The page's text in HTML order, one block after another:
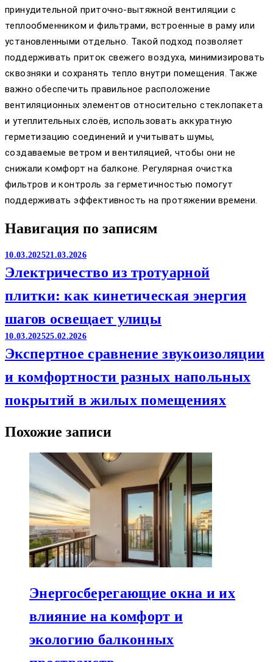
принудительной приточно-вытяжной вентиляции с
теплообменником и фильтрами, встроенные в раму или
установленными отдельно. Такой подход позволяет
поддерживать приток свежего воздуха, минимизировать
сквозняки и сохранять тепло внутри помещения. Также
важно обеспечить правильное расположение
вентиляционных элементов относительно стеклопакета
и утеплительных слоёв, использовать аккуратную
герметизацию соединений и учитывать шумы,
создаваемые ветром и вентиляцией, чтобы они не
снижали комфорт на балконе. Регулярная очистка
фильтров и контроль за герметичностью помогут
поддерживать эффективность на протяжении времени.
Навигация по записям
10.03.202521.03.2026
Электричество из тротуарной
плитки: как кинетическая энергия
шагов освещает улицы
10.03.202525.02.2026
Экспертное сравнение звукоизоляции
и комфортности разных напольных
покрытий в жилых помещениях
Похожие записи
Энергосберегающие окна и их
влияние на комфорт и
экологию балконных